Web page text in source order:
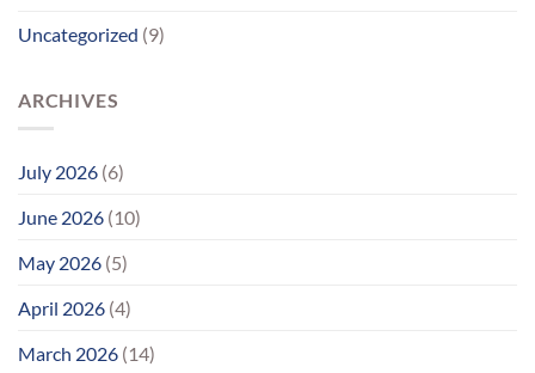
Uncategorized (9)
ARCHIVES
July 2026 (6)
June 2026 (10)
May 2026 (5)
April 2026 (4)
March 2026 (14)